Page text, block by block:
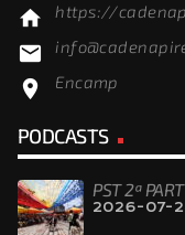
home https://
email
location_on Encamp
PODCASTS
PST 2ª
2026-07-